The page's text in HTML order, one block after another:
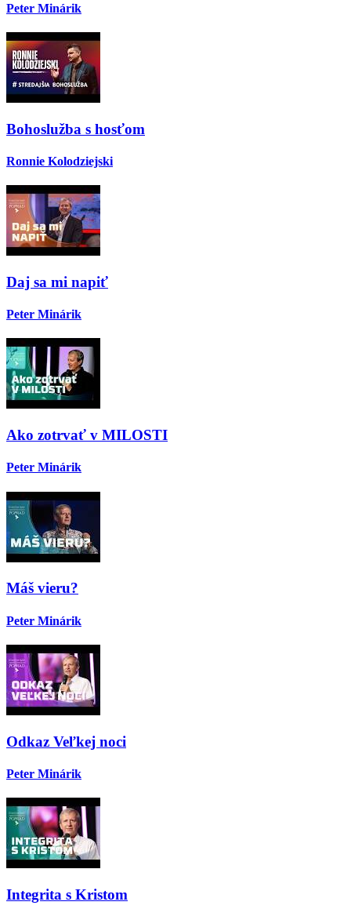
Peter Minárik
Bohoslužba s hosťom
Ronnie Kolodziejski
Daj sa mi napiť
Peter Minárik
Ako zotrvať v MILOSTI
Peter Minárik
Máš vieru?
Peter Minárik
Odkaz Veľkej noci
Peter Minárik
Integrita s Kristom